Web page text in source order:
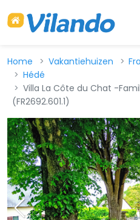
Home Vakantiehuizen
Hédé
Villa La Côte du Chat -
(FR2692.601.1)